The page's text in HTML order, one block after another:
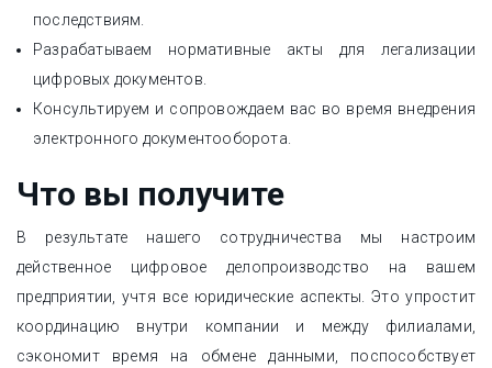
последствиям.
Разрабатываем нормативные акты для легализации
цифровых документов.
Консультируем и сопровождаем вас во время внедрения
электронного документооборота.
Что вы получите
В результате нашего сотрудничества мы настроим
действенное цифровое делопроизводство на вашем
предприятии, учтя все юридические аспекты. Это упростит
координацию внутри компании и между филиалами,
сэкономит время на обмене данными, поспособствует